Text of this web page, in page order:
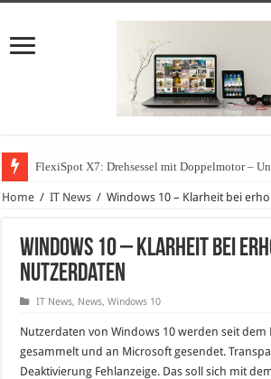
FlexiSpot X7: Drehsessel mit Doppelmotor –
Home / IT News / Windows 10 – Klarheit bei
Windows 10 – Klarheit bei
Nutzerdaten
IT News, News,Windows 10
Nutzerdaten von Windows 10 werden seit dem
gesammelt und an Microsoft gesendet.
Deaktivierung Fehlanzeige. Das soll sich mit